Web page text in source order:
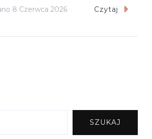
8 Czerwca 2026 Czytaj
SZUKAJ